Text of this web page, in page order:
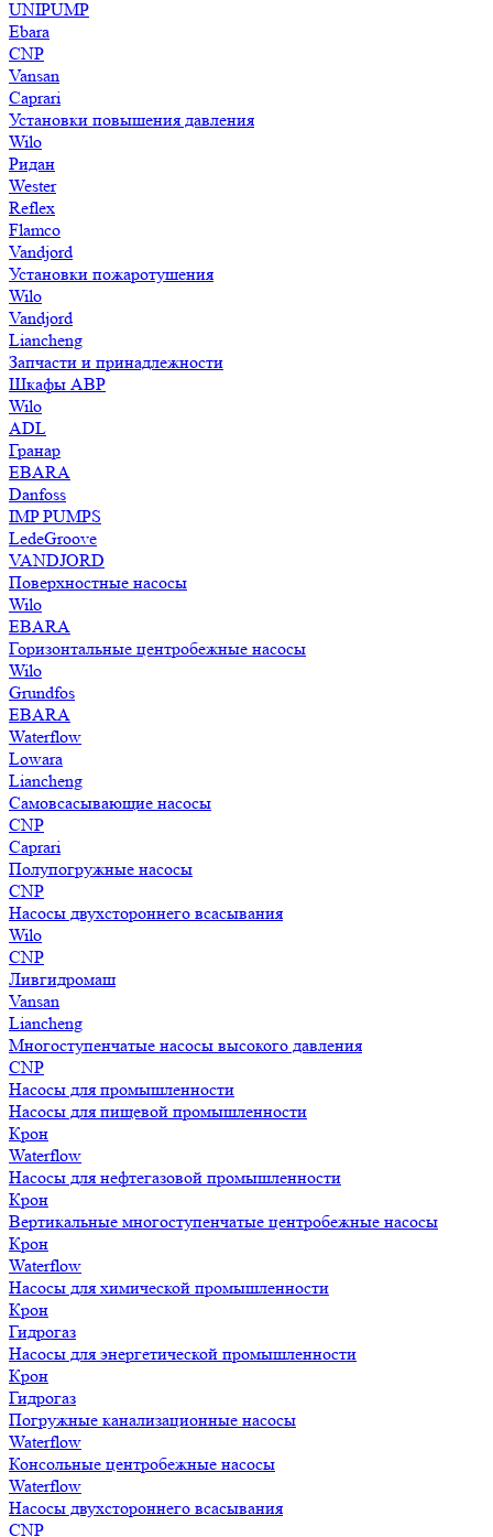
UNIPUMP
Ebara
CNP
Vansan
Caprari
Установки повышения давления
Wilo
Ридан
Wester
Reflex
Flamco
Vandjord
Установки пожаротушения
Wilo
Vandjord
Liancheng
Запчасти и принадлежности
Шкафы АВР
Wilo
ADL
Гранар
EBARA
Danfoss
IMP PUMPS
LedeGroove
VANDJORD
Поверхностные насосы
Wilo
EBARA
Горизонтальные центробежные насосы
Wilo
Grundfos
EBARA
Waterflow
Lowara
Liancheng
Самовсасывающие насосы
CNP
Caprari
Полупогружные насосы
CNP
Насосы двухстороннего всасывания
Wilo
CNP
Ливгидромаш
Vansan
Liancheng
Многоступенчатые насосы высокого давления
CNP
Насосы для промышленности
Насосы для пищевой промышленности
Крон
Waterflow
Насосы для нефтегазовой промышленности
Крон
Вертикальные многоступенчатые центробежные насосы
Крон
Waterflow
Насосы для химической промышленности
Крон
Гидрогаз
Насосы для энергетической промышленности
Крон
Гидрогаз
Погружные канализационные насосы
Waterflow
Консольные центробежные насосы
Waterflow
Насосы двухстороннего всасывания
CNP